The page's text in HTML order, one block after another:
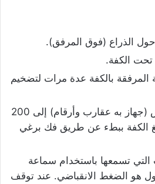
الذراع (فوق المرفق).
الكفة.
بالكفة عدة مرات لتضخيم
عندما يصل المقياس (جهاز به عقارب وأرقام) إلى 200
الكفة ببطء عن طريق فك برغي
التي تسمعها باستخدام سماعة
هو الضغط الانقباضي. عند توقف